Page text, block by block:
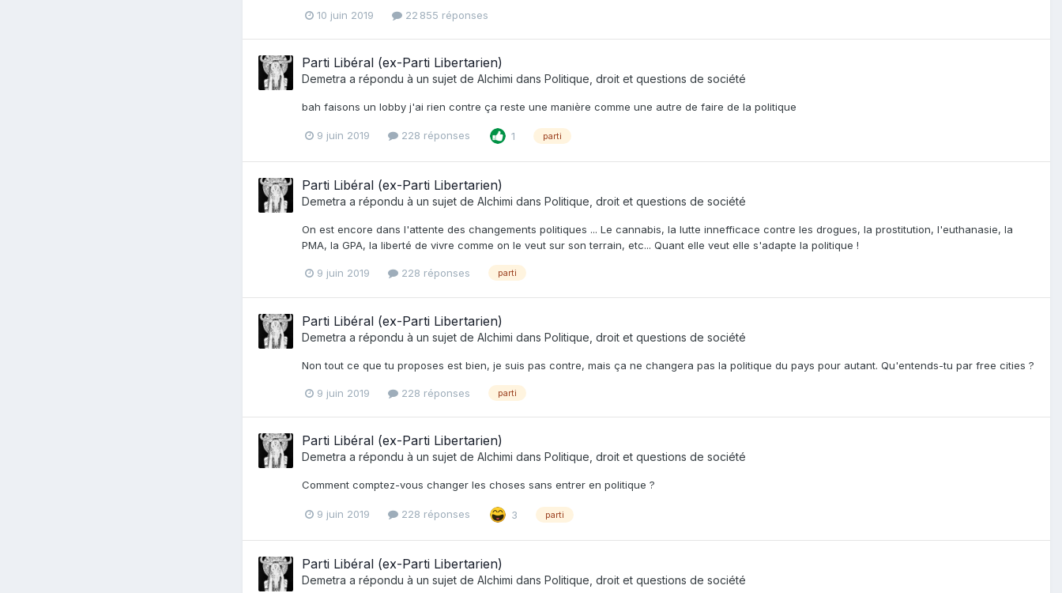
10 juin 2019 22 855 réponses
Parti Libéral (ex-Parti Libertarien)
Demetra a répondu à un sujet de Alchimi dans Politique, droit et questions de société
bah faisons un lobby j'ai rien contre ça reste une manière comme une autre de faire de la politique
9 juin 2019 228 réponses 1 parti
Parti Libéral (ex-Parti Libertarien)
Demetra a répondu à un sujet de Alchimi dans Politique, droit et questions de société
On est encore dans l'attente des changements politiques ... Le cannabis, la lutte innefficace contre les drogues, la prostitution, l'euthanasie, la
PMA, la GPA, la liberté de vivre comme on le veut sur son terrain, etc... Quant elle veut elle s'adapte la politique !
9 juin 2019 228 réponses parti
Parti Libéral (ex-Parti Libertarien)
Demetra a répondu à un sujet de Alchimi dans Politique, droit et questions de société
Non tout ce que tu proposes est bien, je suis pas contre, mais ça ne changera pas la politique du pays pour autant. Qu'entends-tu par free cities ?
9 juin 2019 228 réponses parti
Parti Libéral (ex-Parti Libertarien)
Demetra a répondu à un sujet de Alchimi dans Politique, droit et questions de société
Comment comptez-vous changer les choses sans entrer en politique ?
9 juin 2019 228 réponses 3 parti
Parti Libéral (ex-Parti Libertarien)
Demetra a répondu à un sujet de Alchimi dans Politique, droit et questions de société